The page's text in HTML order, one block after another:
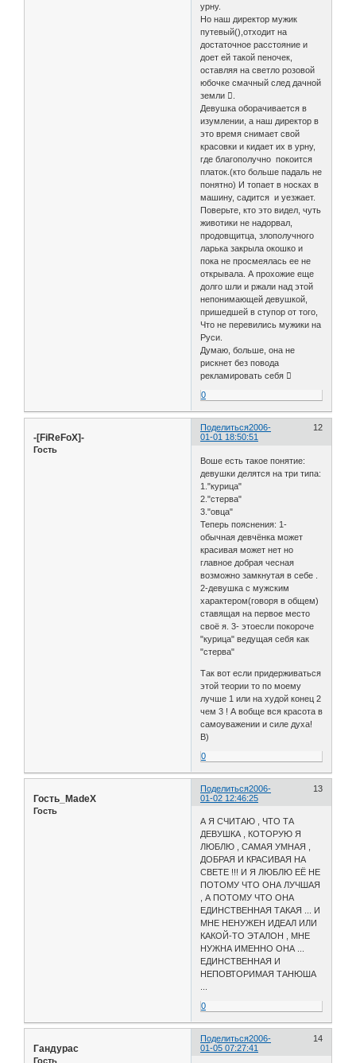
урну.
Но наш директор мужик
путевый(),отходит на
достаточное расстояние и
доет ей такой пеночек,
оставляя на светло розовой
юбочке смачный след дачной
земли .
Девушка оборачивается в
изумлении, а наш директор в
это время снимает свой
красовки и кидает их в урну,
где благополучно покоится
платок.(кто больше падаль не
понятно) И топает в носках в
машину, садится и уезжает.
Поверьте, кто это видел, чуть
животики не надорвал,
продовщитца, злополучного
ларька закрыла окошко и
пока не просмеялась ее не
открывала. А прохожие еще
долго шли и ржали над этой
непонимающей девушкой,
пришедшей в ступор от того,
Что не перевились мужики на
Руси.
Думаю, больше, она не
рискнет без повода
рекламировать себя 
0
Поделиться 12
2006-
01-01 18:50:51
-[FiReFoX]-
Гость
Воше есть такое понятие:
девушки делятся на три типа:
1."курица"
2."стерва"
3."овца"
Теперь пояснения: 1-
обычная девчёнка может
красивая может нет но
главное добрая чесная
возможно замкнутая в себе .
2-девушка с мужским
характером(говоря в общем)
ставящая на первое место
своё я. 3- этоесли покороче
"курица" ведущая себя как
"стерва"
Так вот если придерживаться
этой теории то по моему
лучше 1 или на худой конец 2
чем 3 ! А вобще вся красота в
самоуважении и силе духа!
B)
0
Поделиться 13
2006-
01-02 12:46:25
Гость_MadeX
Гость
А Я СЧИТАЮ , ЧТО ТА
ДЕВУШКА , КОТОРУЮ Я
ЛЮБЛЮ , САМАЯ УМНАЯ ,
ДОБРАЯ И КРАСИВАЯ НА
СВЕТЕ !!! И Я ЛЮБЛЮ ЕЁ НЕ
ПОТОМУ ЧТО ОНА ЛУЧШАЯ
, А ПОТОМУ ЧТО ОНА
ЕДИНСТВЕННАЯ ТАКАЯ ... И
МНЕ НЕНУЖЕН ИДЕАЛ ИЛИ
КАКОЙ-ТО ЭТАЛОН , МНЕ
НУЖНА ИМЕННО ОНА ...
ЕДИНСТВЕННАЯ И
НЕПОВТОРИМАЯ ТАНЮША
0
Поделиться 14
2006-
01-05 07:27:41
Гандурас
Гость